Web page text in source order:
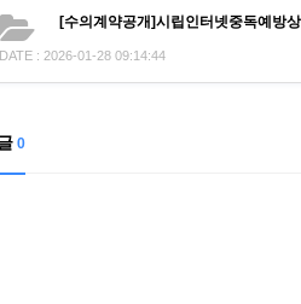
[수의계약공개]시립인터넷중독예방
DATE : 2026-01-28 09:14:44
0